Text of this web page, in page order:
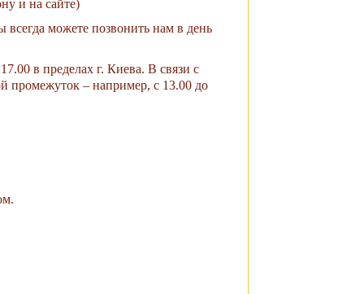
и на сайте)
всегда можете позвонить нам в день
в пределах г. Киева. В связи с
промежуток – например, с 13.00 до